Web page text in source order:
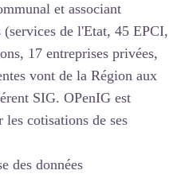
et associant
de l'Etat, 45 EPCI,
17 entreprises privées,
vont de la Région aux
SIG. OPenIG est
cotisations de ses
des données